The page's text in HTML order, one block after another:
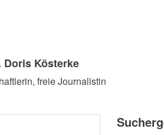
Doris Kösterke
freie Journalistin